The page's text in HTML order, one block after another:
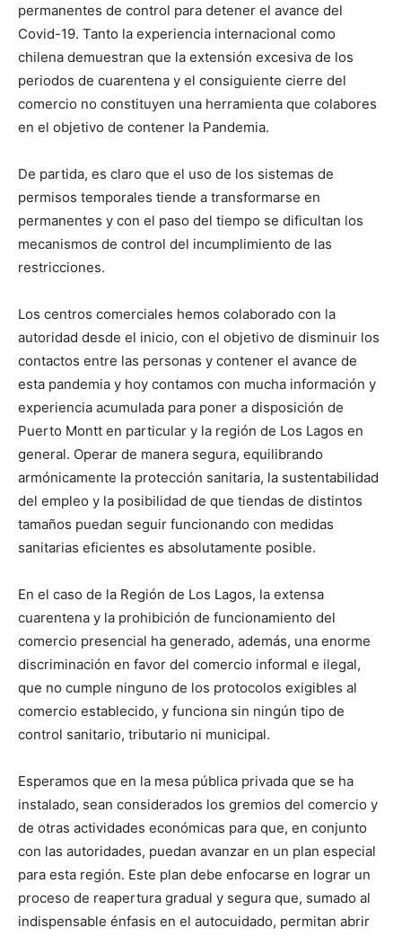
permanentes de control para detener el avance del
Covid-19. Tanto la experiencia internacional como
chilena demuestran que la extensión excesiva de los
periodos de cuarentena y el consiguiente cierre del
comercio no constituyen una herramienta que colabores
en el objetivo de contener la Pandemia.
De partida, es claro que el uso de los sistemas de
permisos temporales tiende a transformarse en
permanentes y con el paso del tiempo se dificultan los
mecanismos de control del incumplimiento de las
restricciones.
Los centros comerciales hemos colaborado con la
autoridad desde el inicio, con el objetivo de disminuir los
contactos entre las personas y contener el avance de
esta pandemia y hoy contamos con mucha información y
experiencia acumulada para poner a disposición de
Puerto Montt en particular y la región de Los Lagos en
general. Operar de manera segura, equilibrando
armónicamente la protección sanitaria, la sustentabilidad
del empleo y la posibilidad de que tiendas de distintos
tamaños puedan seguir funcionando con medidas
sanitarias eficientes es absolutamente posible.
En el caso de la Región de Los Lagos, la extensa
cuarentena y la prohibición de funcionamiento del
comercio presencial ha generado, además, una enorme
discriminación en favor del comercio informal e ilegal,
que no cumple ninguno de los protocolos exigibles al
comercio establecido, y funciona sin ningún tipo de
control sanitario, tributario ni municipal.
Esperamos que en la mesa pública privada que se ha
instalado, sean considerados los gremios del comercio y
de otras actividades económicas para que, en conjunto
con las autoridades, puedan avanzar en un plan especial
para esta región. Este plan debe enfocarse en lograr un
proceso de reapertura gradual y segura que, sumado al
indispensable énfasis en el autocuidado, permitan abrir